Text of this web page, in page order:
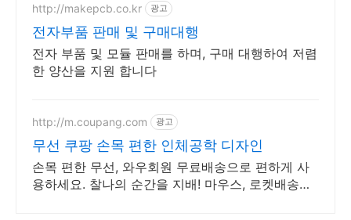
http://makepcb.co.kr 광고
전자부품 판매 및 구매대행
전자 부품 및 모듈 판매를 하며, 구매 대행하여 저렴
한 양산을 지원 합니다
http://m.coupang.com 광고
무선 쿠팡 손목 편한 인체공학 디자인
손목 편한 무선, 와우회원 무료배송으로 편하게 사
용하세요. 찰나의 순간을 지배! 마우스, 로켓배송으